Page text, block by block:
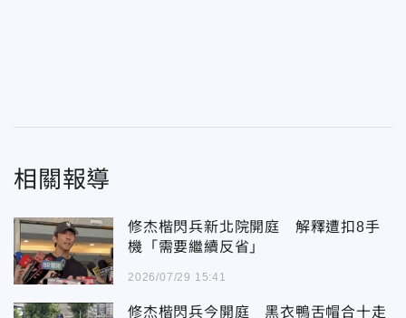
相關報導
修杰楷閃兵新北院開庭 解釋遭扣8手
機「需要繼續反省」
2026/07/29 15:41
修杰楷閃兵今開庭 黑衣鴨舌帽合十走